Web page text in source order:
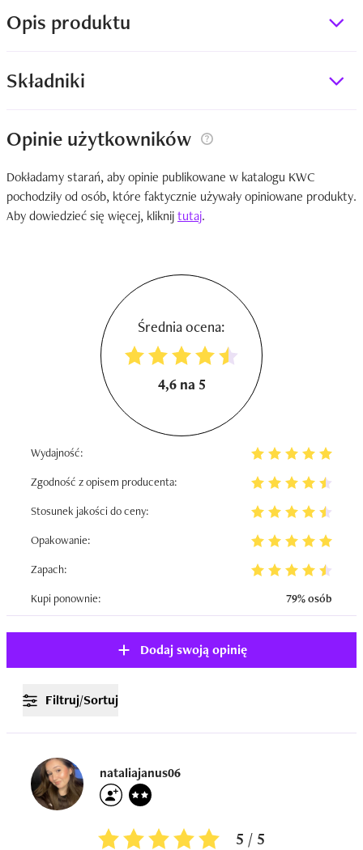
Opis produktu
Składniki
Opinie użytkowników
Dokładamy starań, aby opinie publikowane w katalogu KWC
pochodziły od osób, które faktycznie używały opiniowane produkty.
Aby dowiedzieć się więcej, kliknijtutaj.
Średnia ocena:
4,6 na 5
Wydajność:
Zgodność z opisem producenta:
Stosunek jakości do ceny:
Opakowanie:
Zapach:
Kupi ponownie:
79% osób
Dodaj swoją opinię
Filtruj/Sortuj
nataliajanus06
5 / 5